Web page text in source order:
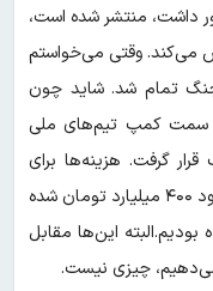
داشت، منتشر شده است،
می‌کند. وقتی می‌خواستم
جنگ تمام شد. شاید چون
سمت کمپ تیم‌های ملی
گرفت. هزینه‌ها برای
بازسازی تمامی محل‌های تخریب شده، حدود ۴۰۰ میلیارد تومان شده
برآورد کرده بودیم.البته این‌ها مقابل
چیزی نیست.